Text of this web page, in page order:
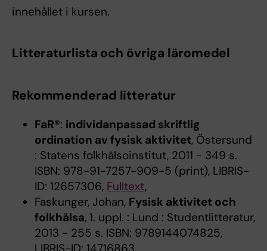
innehållet i kursen.
Litteraturlista och övriga läromedel
Rekommenderad litteratur
FaR®: individanpassad skriftlig
ordination av fysisk aktivitet, Östersund
: Statens folkhälsoinstitut, 2011 - 349 s.
ISBN: 978-91-7257-909-5 (print), LIBRIS-
ID: 12657306, Fulltext,
Faskunger, Johan, Fysisk aktivitet och
folkhälsa, 1. uppl. : Lund : Studentlitteratur,
2013 - 255 s. ISBN: 9789144074825,